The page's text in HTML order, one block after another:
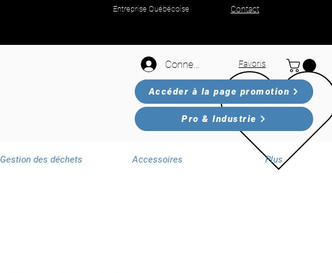
Entreprise Québécoise Contact
Connexion Favoris
Accéder à la page promotion
Pro & Industrie
Gestion des déchets Accessoires Plus